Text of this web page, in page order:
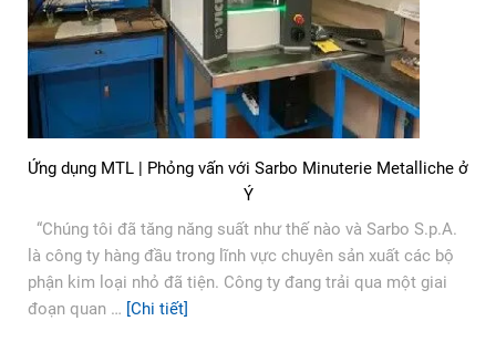
Ứng dụng MTL | Phỏng vấn với Sarbo Minuterie Metalliche ở
Ý
“Chúng tôi đã tăng năng suất như thế nào và Sarbo S.p.A.
là công ty hàng đầu trong lĩnh vực chuyên sản xuất các bộ
phận kim loại nhỏ đã tiện. Công ty đang trải qua một giai
đoạn quan … [Chi tiết]